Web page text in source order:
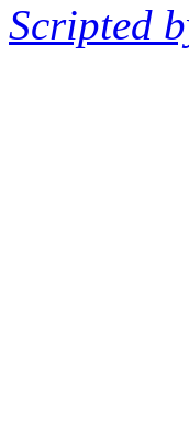
Scripted